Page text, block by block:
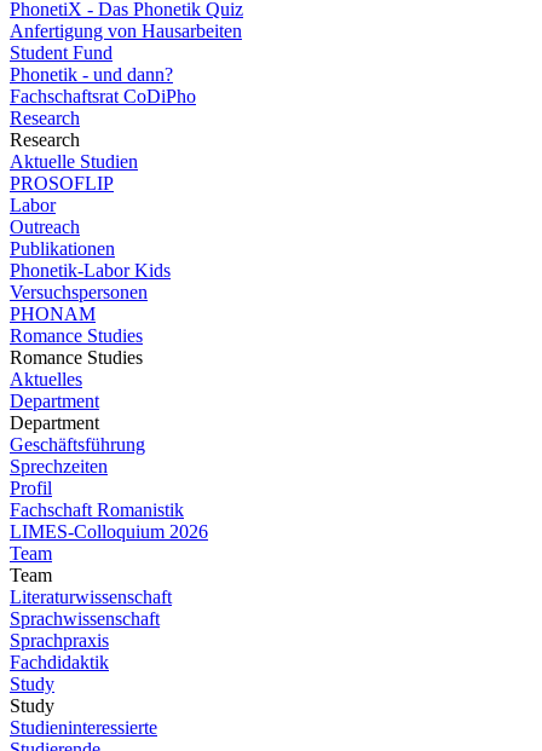
PhonetiX - Das Phonetik Quiz
Anfertigung von Hausarbeiten
Student Fund
Phonetik - und dann?
Fachschaftsrat CoDiPho
Research
Research
Aktuelle Studien
PROSOFLIP
Labor
Outreach
Publikationen
Phonetik-Labor Kids
Versuchspersonen
PHONAM
Romance Studies
Romance Studies
Aktuelles
Department
Department
Geschäftsführung
Sprechzeiten
Profil
Fachschaft Romanistik
LIMES-Colloquium 2026
Team
Team
Literaturwissenschaft
Sprachwissenschaft
Sprachpraxis
Fachdidaktik
Study
Study
Studieninteressierte